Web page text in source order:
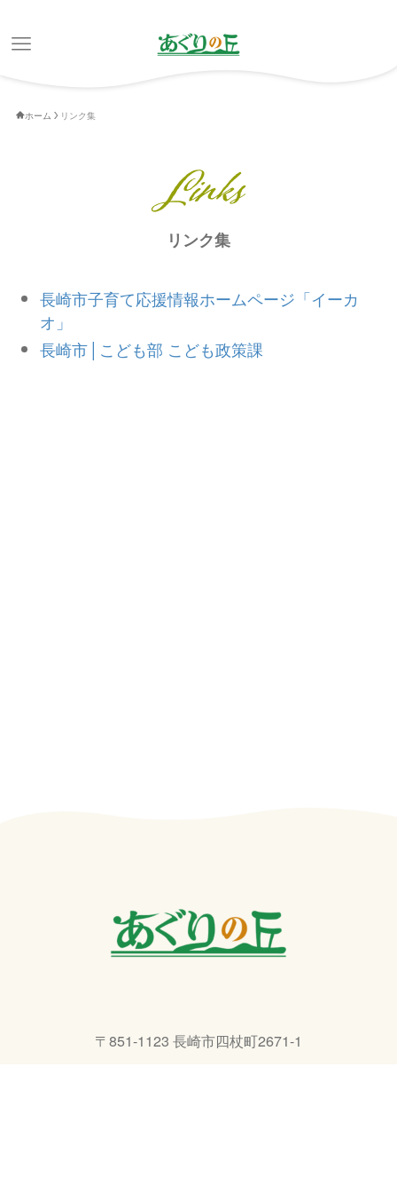
ホーム リンク集
リンク集
長崎市子育て応援情報ホームページ「イーカ
オ」
長崎市│こども部 こども政策課
〒851-1123 長崎市四杖町2671-1